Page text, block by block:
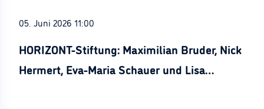
05. Juni 2026 11:00
HORIZONT-Stiftung: Maximilian Bruder, Nick
Hermert, Eva-Maria Schauer und Lisa